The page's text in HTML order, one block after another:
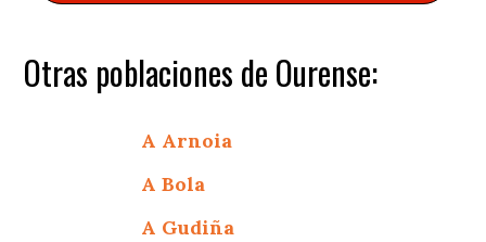
Otras poblaciones de Ourense:
A Arnoia
A Bola
A Gudiña